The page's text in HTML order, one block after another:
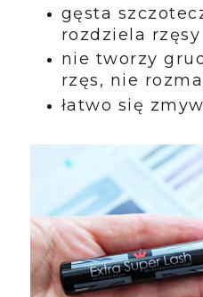
gęsta
rozdziela rzęsy
nie tworzy
rzęs, nie
łatwo się